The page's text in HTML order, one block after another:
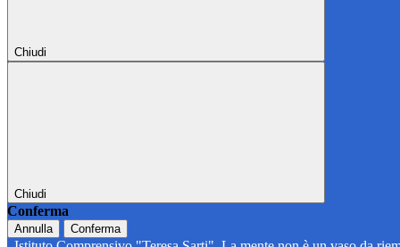
Chiudi
Chiudi
Conferma
Annulla Conferma